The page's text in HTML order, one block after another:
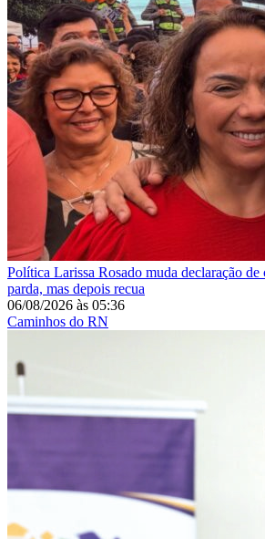
Política Larissa Rosado muda declaração de
parda, mas depois recua
06/08/2026 às 05:36
Caminhos do RN